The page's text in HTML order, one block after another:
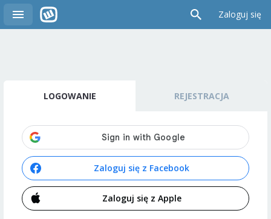
Zaloguj się
LOGOWANIE REJESTRACJA
Zaloguj się z Facebook
Zaloguj się z Apple